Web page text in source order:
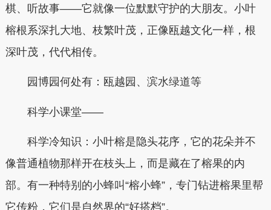
棋、听故事——它就像一位默默守护的大朋友。小叶
榕根系深扎大地、枝繁叶茂，正像瓯越文化一样，根
深叶茂，代代相传。
园博园何处有：瓯越园、滨水绿道等
科学小课堂——
科学冷知识：小叶榕是隐头花序，它的花朵并不
像普通植物那样开在枝头上，而是藏在了榕果的内
部。有一种特别的小蜂叫“榕小蜂”，专门钻进榕果里帮
它传粉，它们是自然界的“好搭档”。